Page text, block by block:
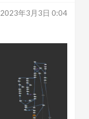
2023年3月3日 0:04